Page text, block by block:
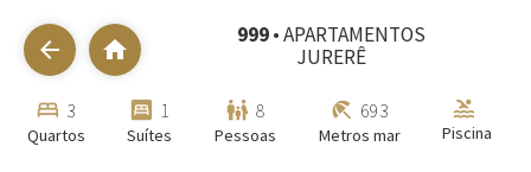
arrow_back home
999• APARTAMENTOS
JURERÊ
bed 3
Quartos
bedroom_parent 1
Suítes
family_restroom 8
Pessoas
beach_access 693
Metros mar
pool
Piscina